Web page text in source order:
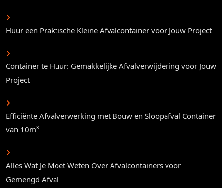
Huur een Praktische Kleine Afvalcontainer voor Jouw Project
Container te Huur: Gemakkelijke Afvalverwijdering voor Jouw
Project
Efficiënte Afvalverwerking met Bouw en Sloopafval Container
van 10m³
Alles Wat Je Moet Weten Over Afvalcontainers voor
Gemengd Afval